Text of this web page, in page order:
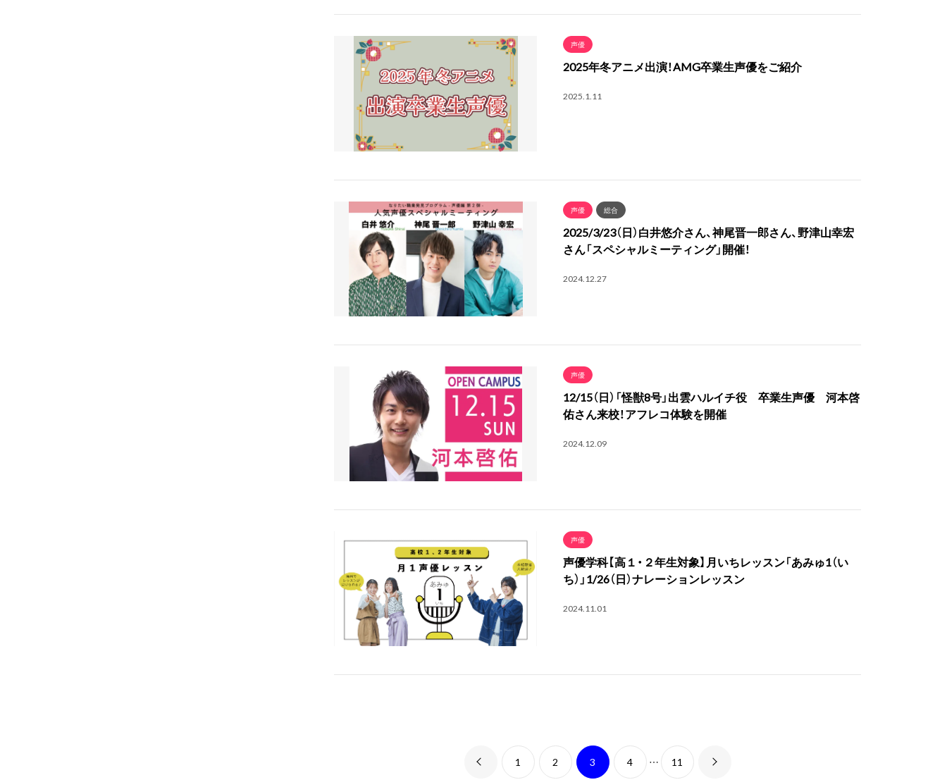
声優
2025年冬アニメ出演！AMG卒業生声優をご紹介
2025.1.11
声優 総合
2025/3/23（日）白井悠介さん、神尾晋一郎さん、野津山幸宏
さん「スペシャルミーティング」開催！
2024.12.27
声優
12/15（日）「怪獣8号」出雲ハルイチ役 卒業生声優 河本啓
佑さん来校！アフレコ体験を開催
2024.12.09
声優
声優学科【高１・２年生対象】月いちレッスン「あみゅ1（い
ち）」1/26（日）ナレーションレッスン
2024.11.01
1 2 3 4 … 11